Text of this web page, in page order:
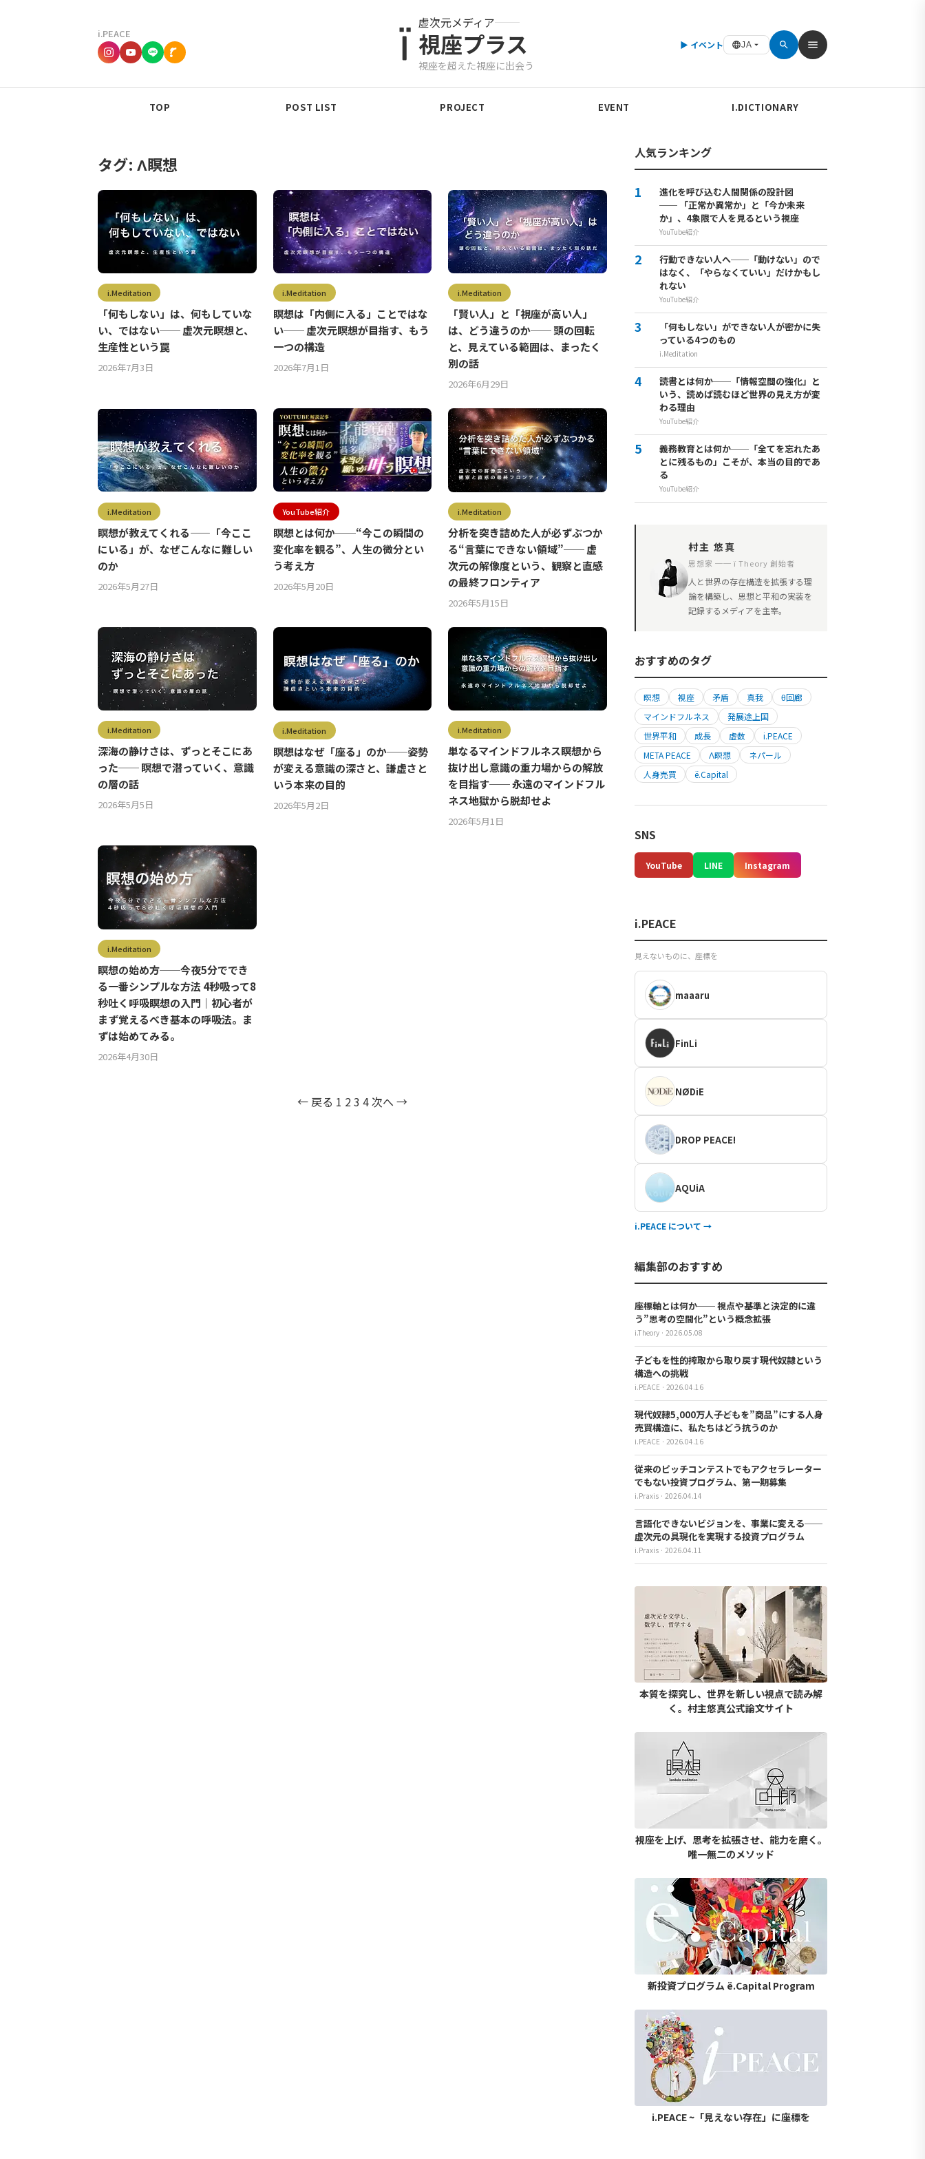
i.PEACE
虚次元メディア
視座プラス
視座を超えた視座に出会う
▶ イベント JA
TOP POST LIST PROJECT EVENT I.DICTIONARY
タグ: Λ瞑想
i.Meditation
「何もしない」は、何もしていな
い、ではない── 虚次元瞑想と、
生産性という罠
2026年7月3日
i.Meditation
瞑想は「内側に入る」ことではな
い── 虚次元瞑想が目指す、もう
一つの構造
2026年7月1日
i.Meditation
「賢い人」と「視座が高い人」
は、どう違うのか── 頭の回転
と、見えている範囲は、まったく
別の話
2026年6月29日
i.Meditation
瞑想が教えてくれる——「今ここ
にいる」が、なぜこんなに難しい
のか
2026年5月27日
YouTube紹介
瞑想とは何か──“今この瞬間の
変化率を観る”、人生の微分とい
う考え方
2026年5月20日
i.Meditation
分析を突き詰めた人が必ずぶつか
る“言葉にできない領域”── 虚
次元の解像度という、観察と直感
の最終フロンティア
2026年5月15日
i.Meditation
深海の静けさは、ずっとそこにあ
った── 瞑想で潜っていく、意識
の層の話
2026年5月5日
i.Meditation
瞑想はなぜ「座る」のか──姿勢
が変える意識の深さと、謙虚さと
いう本来の目的
2026年5月2日
i.Meditation
単なるマインドフルネス瞑想から
抜け出し意識の重力場からの解放
を目指す── 永遠のマインドフル
ネス地獄から脱却せよ
2026年5月1日
i.Meditation
瞑想の始め方──今夜5分ででき
る一番シンプルな方法 4秒吸って8
秒吐く呼吸瞑想の入門｜初心者が
まず覚えるべき基本の呼吸法。ま
ずは始めてみる。
2026年4月30日
← 戻る 1 23 4次へ →
人気ランキング
進化を呼び込む人間関係の設計図
── 「正常か異常か」と「今か未来
か」、4象限で人を見るという視座
YouTube紹介
行動できない人へ──「動けない」ので
はなく、「やらなくていい」だけかもし
れない
YouTube紹介
「何もしない」ができない人が密かに失
っている4つのもの
i.Meditation
読書とは何か──「情報空間の強化」と
いう、読めば読むほど世界の見え方が変
わる理由
YouTube紹介
義務教育とは何か──「全てを忘れたあ
とに残るもの」こそが、本当の目的であ
る
YouTube紹介
村主 悠真
思想家 ── ï Theory 創始者
人と世界の存在構造を拡張する理
論を構築し、思想と平和の実装を
記録するメディアを主宰。
おすすめのタグ
瞑想 視座 矛盾 真我
θ回廊
マインドフルネス
発展途上国
世界平和
成長 虚数
i.PEACE
META PEACE
Λ瞑想
ネパール
人身売買
ë.Capital
SNS
YouTube LINE Instagram
i.PEACE
見えないものに、座標を
maaaru
FinLi
NØDiE
DROP PEACE!
AQUiA
i.PEACE について →
編集部のおすすめ
座標軸とは何か── 視点や基準と決定的に違
う”思考の空間化”という概念拡張
i.Theory · 2026.05.08
子どもを性的搾取から取り戻す――現代奴隷という
構造への挑戦
i.PEACE · 2026.04.16
現代奴隷5,000万人――子どもを”商品”にする人身
売買構造に、私たちはどう抗うのか
i.PEACE · 2026.04.16
従来のピッチコンテストでもアクセラレーター
でもない投資プログラム、第一期募集
i.Praxis · 2026.04.14
言語化できないビジョンを、事業に変える──
虚次元の具現化を実現する投資プログラム
i.Praxis · 2026.04.11
本質を探究し、世界を新しい視点で読み解
く。村主悠真公式論文サイト
視座を上げ、思考を拡張させ、能力を磨く。
唯一無二のメソッド
新投資プログラム ë.Capital Program
i.PEACE ~「見えない存在」に座標を